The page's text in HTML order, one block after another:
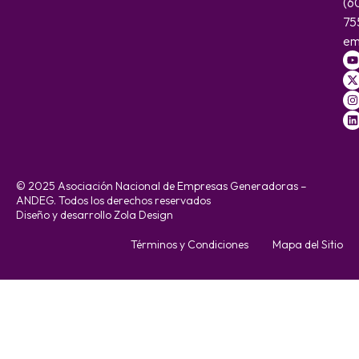
© 2025 Asociación Nacional de Empresas Generadoras –
ANDEG. Todos los derechos reservados
Diseño y desarrollo Zola Design
Términos y Condiciones Mapa del Sitio